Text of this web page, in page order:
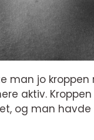
man jo
aktiv.
og man